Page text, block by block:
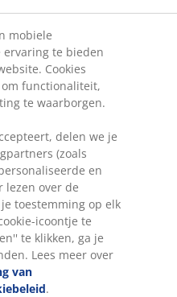
ook wel bekend als
hebben een
bovenkant waar
schuift. Deze
volledig en
maat gemaakte
golvende look
met tunnel
om een formele
mobiele
ervaring te bieden
Cookies
functionaliteit,
te waarborgen.
delen we je
(zoals
en
lezen over de
toestemming op elk
icoontje te
te klikken, ga je
Lees meer over
van
.